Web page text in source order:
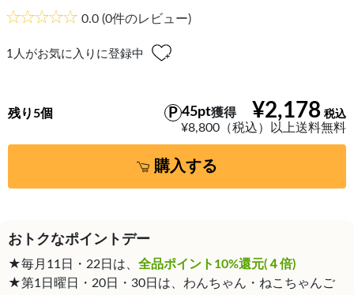
0.0 (0件のレビュー)
1 人がお気に入りに登録中
¥2,178
45pt獲得
¥8,800（税込）以上送料無料
残り5個
購入する
おトクなポイントデー
★毎月11日・22日は、 全品ポイント10%還元(４倍)
★第1日曜日・20日・30日は、わんちゃん・ねこちゃんご